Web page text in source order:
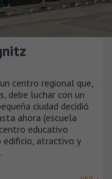
centro regional que,
debe luchar con un
ciudad decidió
ahora (escuela
educativo
edificio, atractivo y